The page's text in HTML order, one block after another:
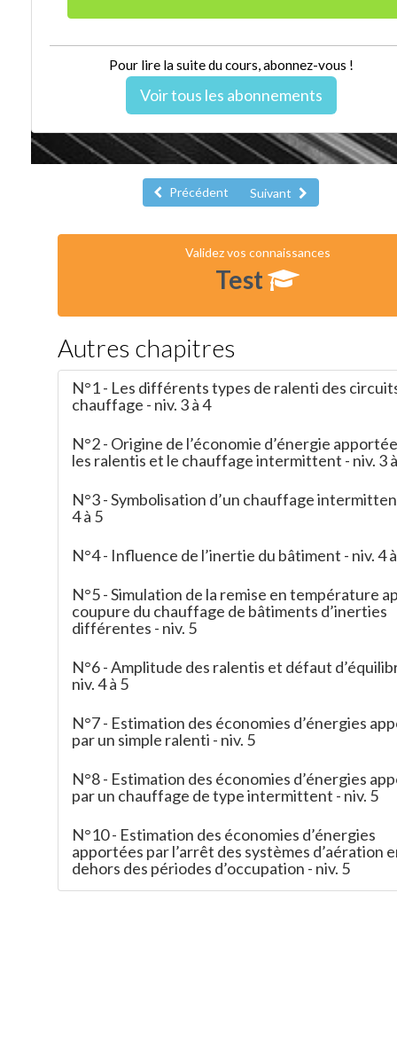
Pour lire la suite du cours, abonnez-vous !
Voir tous les abonnements
Précédent Suivant
Validez vos connaissances
Test
Autres chapitres
N°1 - Les différents types de ralenti des
chauffage - niv. 3 à 4
N°2 - Origine de l’économie d’énergie
les ralentis et le chauffage intermittent - niv. 3
N°3 - Symbolisation d’un chauffage
4 à 5
N°4 - Influence de l’inertie du bâtiment - niv. 4
N°5 - Simulation de la remise en température
coupure du chauffage de bâtiments d’inerties
différentes - niv. 5
N°6 - Amplitude des ralentis et défaut
niv. 4 à 5
N°7 - Estimation des économies d’énergies
par un simple ralenti - niv. 5
N°8 - Estimation des économies d’énergies
par un chauffage de type intermittent - niv. 5
N°10 - Estimation des économies d’énergies
apportées par l’arrêt des systèmes d’aération
dehors des périodes d’occupation - niv. 5